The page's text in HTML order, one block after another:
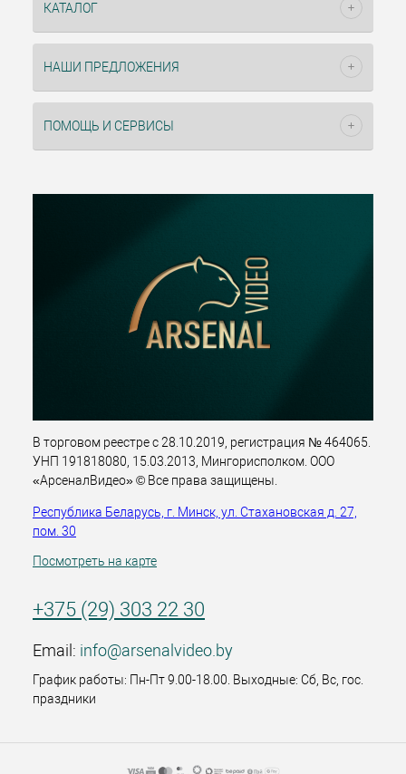
КАТАЛОГ
НАШИ ПРЕДЛОЖЕНИЯ
ПОМОЩЬ И СЕРВИСЫ
В торговом реестре с 28.10.2019, регистрация № 464065.
УНП 191818080, 15.03.2013, Мингорисполком. ООО
«АрсеналВидео» © Все права защищены.
Республика Беларусь, г. Минск, ул. Стахановская д. 27,
пом. 30
Посмотреть на карте
+375 (29) 303 22 30
Email: info@arsenalvideo.by
График работы: Пн-Пт 9.00-18.00. Выходные: Сб, Вс, гос.
праздники